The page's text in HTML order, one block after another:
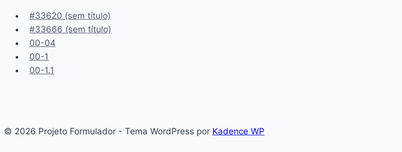
#33620 (sem título)
#33666 (sem título)
00-04
00-1
00-1.1
© 2026 Projeto Formulador - Tema WordPress por Kadence WP